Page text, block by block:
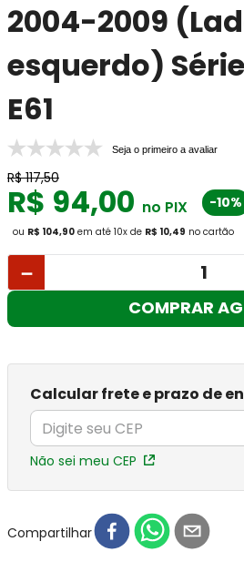
2004-2009
esquerdo)
E61
Seja o primeiro a avaliar
R$ 117,50
R$ 94,00 no PIX -10%
ou R$ 104,90 em até 10x de R$ 10,49 no cartão
－
COMPRAR
Calcular frete e prazo de
Não sei meu CEP
Compartilhar